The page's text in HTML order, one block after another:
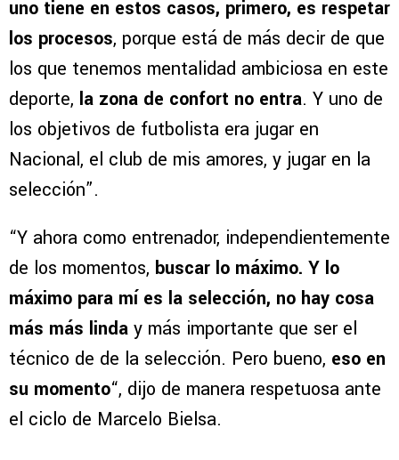
uno tiene en estos casos, primero, es respetar
los procesos, porque está de más decir de que
los que tenemos mentalidad ambiciosa en este
deporte, la zona de confort no entra. Y uno de
los objetivos de futbolista era jugar en
Nacional, el club de mis amores, y jugar en la
selección”.
“Y ahora como entrenador, independientemente
de los momentos, buscar lo máximo. Y lo
máximo para mí es la selección, no hay cosa
más más linda y más importante que ser el
técnico de de la selección. Pero bueno, eso en
su momento“, dijo de manera respetuosa ante
el ciclo de Marcelo Bielsa.